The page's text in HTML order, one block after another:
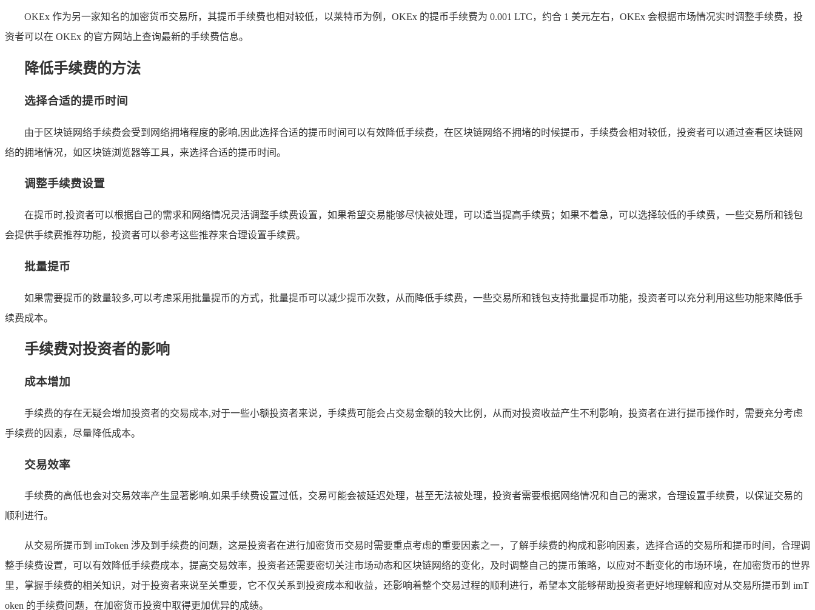
OKEx 作为另一家知名的加密货币交易所，其提币手续费也相对较低，以莱特币为例，OKEx 的提币手续费为 0.001 LTC，约合 1 美元左右，OKEx 会根据市场情况实时调整手续费，投
资者可以在 OKEx 的官方网站上查询最新的手续费信息。
降低手续费的方法
选择合适的提币时间
由于区块链网络手续费会受到网络拥堵程度的影响,因此选择合适的提币时间可以有效降低手续费，在区块链网络不拥堵的时候提币，手续费会相对较低，投资者可以通过查看区块链网
络的拥堵情况，如区块链浏览器等工具，来选择合适的提币时间。
调整手续费设置
在提币时,投资者可以根据自己的需求和网络情况灵活调整手续费设置，如果希望交易能够尽快被处理，可以适当提高手续费；如果不着急，可以选择较低的手续费，一些交易所和钱包
会提供手续费推荐功能，投资者可以参考这些推荐来合理设置手续费。
批量提币
如果需要提币的数量较多,可以考虑采用批量提币的方式，批量提币可以减少提币次数，从而降低手续费，一些交易所和钱包支持批量提币功能，投资者可以充分利用这些功能来降低手
续费成本。
手续费对投资者的影响
成本增加
手续费的存在无疑会增加投资者的交易成本,对于一些小额投资者来说，手续费可能会占交易金额的较大比例，从而对投资收益产生不利影响，投资者在进行提币操作时，需要充分考虑
手续费的因素，尽量降低成本。
交易效率
手续费的高低也会对交易效率产生显著影响,如果手续费设置过低，交易可能会被延迟处理，甚至无法被处理，投资者需要根据网络情况和自己的需求，合理设置手续费，以保证交易的
顺利进行。
从交易所提币到 imToken 涉及到手续费的问题，这是投资者在进行加密货币交易时需要重点考虑的重要因素之一，了解手续费的构成和影响因素，选择合适的交易所和提币时间，合理调
整手续费设置，可以有效降低手续费成本，提高交易效率，投资者还需要密切关注市场动态和区块链网络的变化，及时调整自己的提币策略，以应对不断变化的市场环境，在加密货币的世界
里，掌握手续费的相关知识，对于投资者来说至关重要，它不仅关系到投资成本和收益，还影响着整个交易过程的顺利进行，希望本文能够帮助投资者更好地理解和应对从交易所提币到 imT
oken 的手续费问题，在加密货币投资中取得更加优异的成绩。